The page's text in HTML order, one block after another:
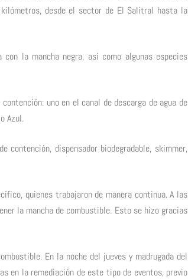
kilómetros, desde el sector de El Salitral hasta la
la mancha negra, así como algunas especies
uno en el canal de descarga de agua de
Azul.
contención, dispensador biodegradable, skimmer,
quienes trabajaron de manera continua. A las
la mancha de combustible. Esto se hizo gracias
En la noche del jueves y madrugada del
en la remediación de este tipo de eventos, previo